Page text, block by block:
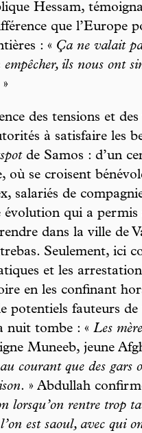
Hessam,
que l’Europe
: « Ça ne valait
ils nous ont
des tensions et des
à satisfaire les
de Samos : d’un
se croisent
salariés de
évolution qui a permis
dans la ville de
Seulement, ici
et les
en les confinant
potentiels fauteurs
nuit tombe : « Les
Muneeb, jeune
courant que des gars
. » Abdullah
lorsqu’on rentre trop
est saoul, avec qui